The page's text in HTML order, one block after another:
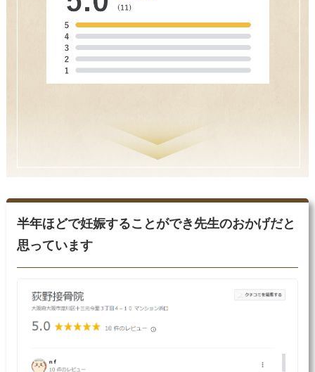
半年ほどで妊娠することができ先生のおかげだと
思っています